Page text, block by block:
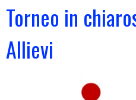
Torneo in
Allievi